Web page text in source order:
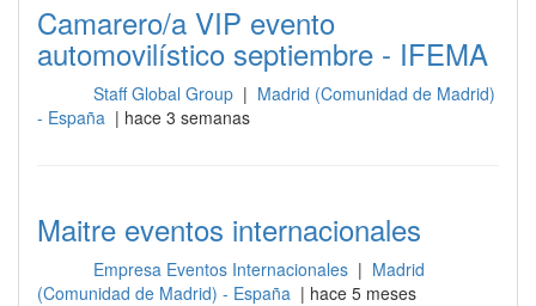
Camarero/a VIP evento
automovilístico septiembre - IFEMA
Staff Global Group | Madrid (Comunidad de Madrid)
- España | hace 3 semanas
Maitre eventos internacionales
Empresa Eventos Internacionales | Madrid
(Comunidad de Madrid) - España | hace 5 meses